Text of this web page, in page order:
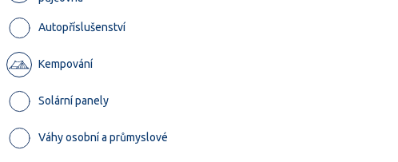
Autopříslušenství
Kempování
Solární panely
Váhy osobní a průmyslové